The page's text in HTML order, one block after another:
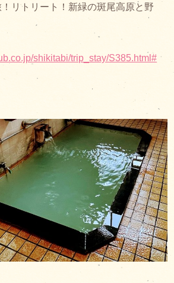
リトリート！新緑の斑尾高原と野
shikitabi/trip_stay/S385.html#